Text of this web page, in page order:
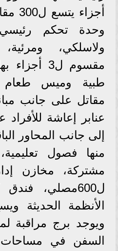
وحدة تحكم
ولاسلكي،
مقسوم ل3
مقاتل على جانب
عنابر إعاشة
منها فصول
مشتركة، مخازن
ل600مصلي،
ويوجد برج مراقبة
السفن في مساحات